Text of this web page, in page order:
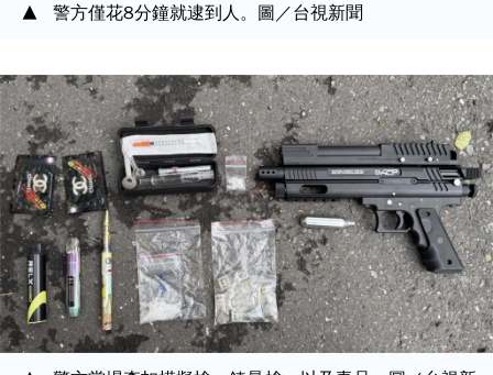
警方僅花8分鐘就逮到人。圖／台視新聞